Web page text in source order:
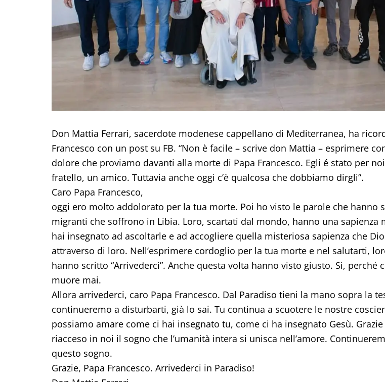
Don Mattia Ferrari, sacerdote modenese cappellano di Mediterranea, ha
Francesco con un post su FB. “Non è facile – scrive don Mattia – esprimere
dolore che proviamo davanti alla morte di Papa Francesco. Egli é stato per
fratello, un amico. Tuttavia anche oggi c’è qualcosa che dobbiamo dirgli”.
Caro Papa Francesco,
oggi ero molto addolorato per la tua morte. Poi ho visto le parole che hanno
migranti che soffrono in Libia. Loro, scartati dal mondo, hanno una sapienza
hai insegnato ad ascoltarle e ad accogliere quella misteriosa sapienza che
attraverso di loro. Nell’esprimere cordoglio per la tua morte e nel salutarti,
hanno scritto “Arrivederci”. Anche questa volta hanno visto giusto. Sì, perché
muore mai.
Allora arrivederci, caro Papa Francesco. Dal Paradiso tieni la mano sopra la
continueremo a disturbarti, già lo sai. Tu continua a scuotere le nostre
possiamo amare come ci hai insegnato tu, come ci ha insegnato Gesù.
riacceso in noi il sogno che l’umanità intera si unisca nell’amore.
questo sogno.
Grazie, Papa Francesco. Arrivederci in Paradiso!